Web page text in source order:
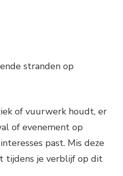
stranden op
of vuurwerk houdt, er
of evenement op
past. Mis deze
tijdens je verblijf op dit